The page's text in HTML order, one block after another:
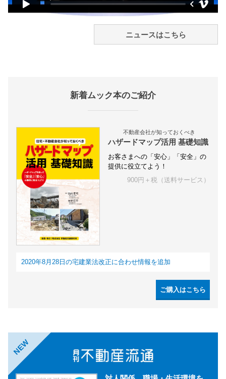
ニュースはこちら
新着ムック本のご紹介
不動産会社が知っておくべき
ハザードマップ活用 基礎知識
お客さまへの「安心」「安全」の
提供に役立てよう！
900円＋税（送料サービス）
2020年8月28日の宅建業法改正に合わせ情報を追加
ご購入はこちら
NEW